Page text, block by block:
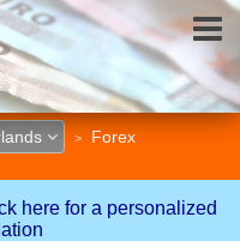
>
Forex
here for a personalized